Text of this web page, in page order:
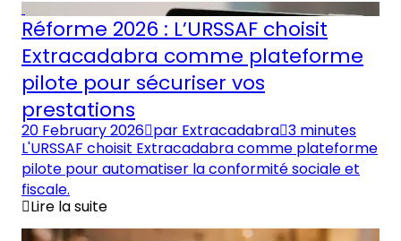
Réforme 2026 : L’URSSAF choisit
Extracadabra comme plateforme
pilote pour sécuriser vos
prestations
20 February 2026 par Extracadabra 3 minutes
L'URSSAF choisit Extracadabra comme plateforme
pilote pour automatiser la conformité sociale et
fiscale.
Lire la suite